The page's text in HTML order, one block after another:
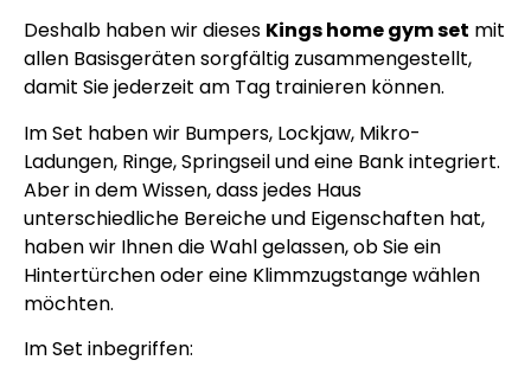
Deshalb haben wir dieses Kings home gym set mit
allen Basisgeräten sorgfältig zusammengestellt,
damit Sie jederzeit am Tag trainieren können.
Im Set haben wir Bumpers, Lockjaw, Mikro-
Ladungen, Ringe, Springseil und eine Bank integriert.
Aber in dem Wissen, dass jedes Haus
unterschiedliche Bereiche und Eigenschaften hat,
haben wir Ihnen die Wahl gelassen, ob Sie ein
Hintertürchen oder eine Klimmzugstange wählen
möchten.
Im Set inbegriffen: